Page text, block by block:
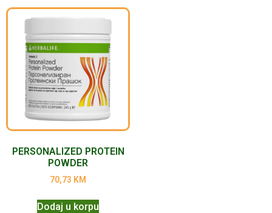
PERSONALIZED PROTEIN
POWDER
70,73 KM
Dodaj u korpu